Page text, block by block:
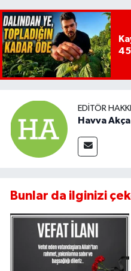
45
EDITÖR
Havva Akça
Bunlar da ilginizi